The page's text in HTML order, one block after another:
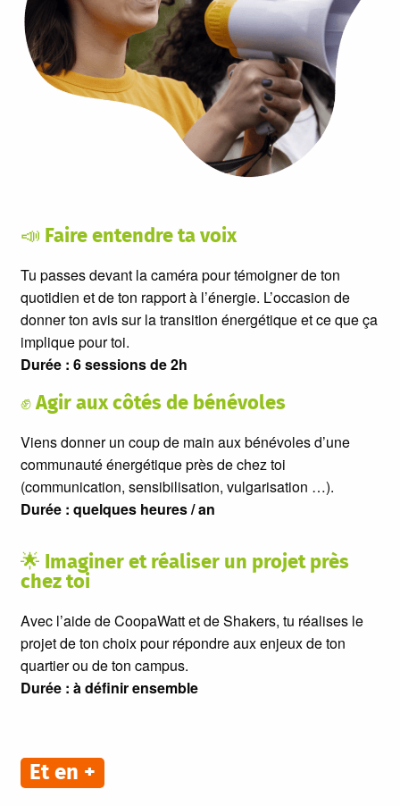
📣 Faire entendre ta voix
Tu passes devant la caméra pour témoigner de ton
quotidien et de ton rapport à l’énergie. L’occasion de
donner ton avis sur la transition énergétique et ce que ça
implique pour toi.
Durée : 6 sessions de 2h
✊ Agir aux côtés de bénévoles
Viens donner un coup de main aux bénévoles d’une
communauté énergétique près de chez toi
(communication, sensibilisation, vulgarisation …).
Durée : quelques heures / an
🌟 Imaginer et réaliser un projet près
chez toi
Avec l’aide de CoopaWatt et de Shakers, tu réalises le
projet de ton choix pour répondre aux enjeux de ton
quartier ou de ton campus.
Durée : à définir ensemble
Et en +